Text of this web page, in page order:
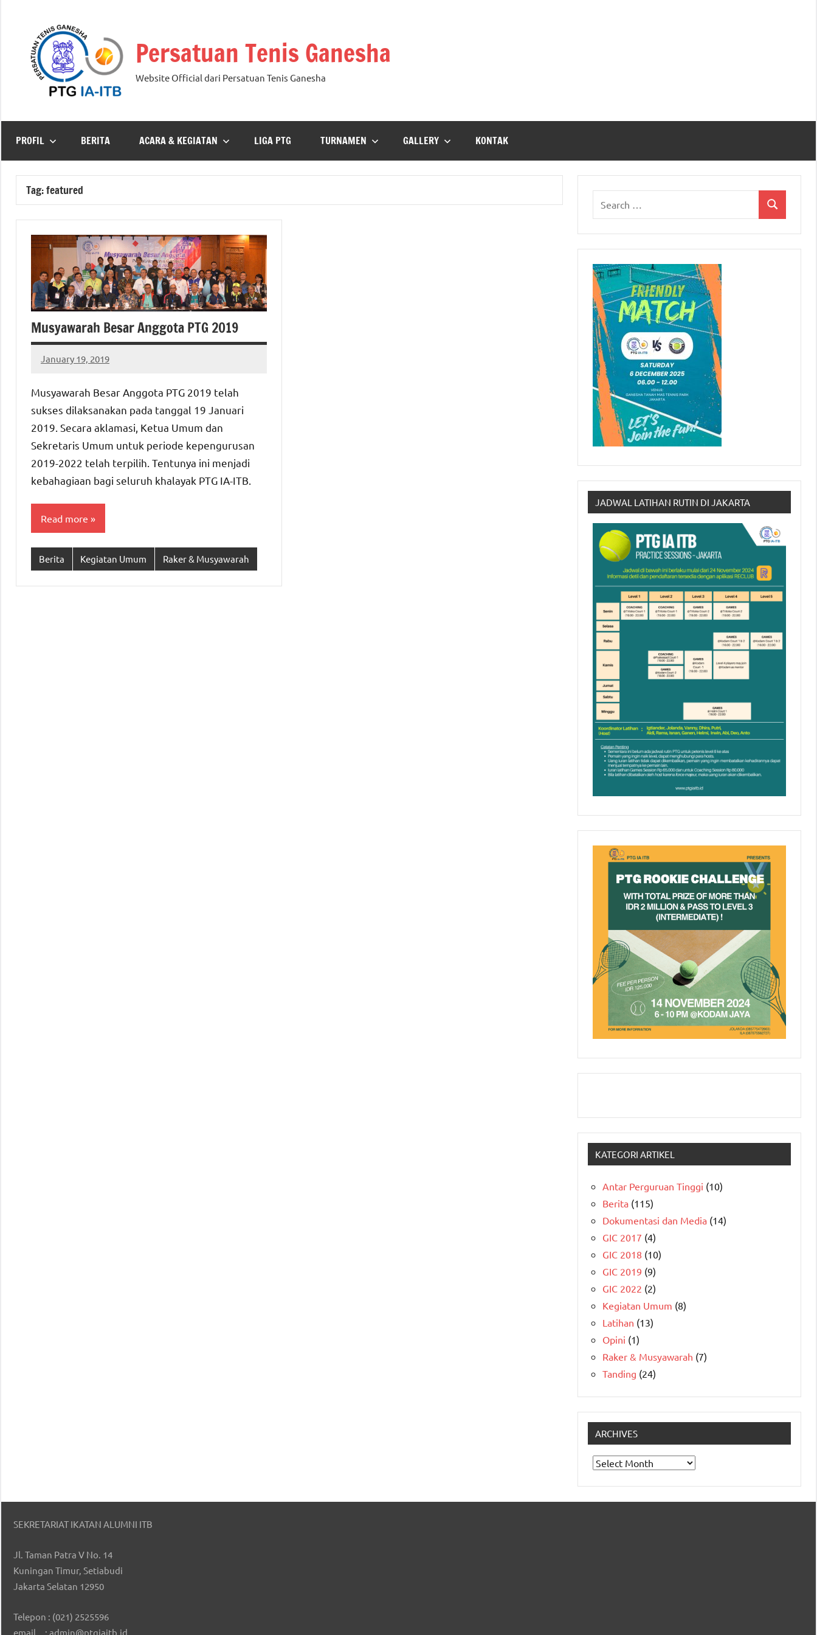
content
Persatuan Tenis Ganesha
Website Official dari Persatuan Tenis Ganesha
PROFIL BERITA ACARA & KEGIATAN LIGA PTG TURNAMEN GALLERY KONTAK
Tag:featured
Musyawarah Besar Anggota PTG 2019
January 19, 2019
ptgiait
Musyawarah Besar Anggota PTG 2019 telah
sukses dilaksanakan pada tanggal 19 Januari
2019. Secara aklamasi, Ketua Umum dan
Sekretaris Umum untuk periode kepengurusan
2019-2022 telah terpilih. Tentunya ini menjadi
kebahagiaan bagi seluruh khalayak PTG IA-ITB.
Read more
Berita Kegiatan Umum Raker & Musyawarah
Search
JADWAL LATIHAN RUTIN DI JAKARTA
KATEGORI ARTIKEL
Antar Perguruan Tinggi (10)
Berita (115)
Dokumentasi dan Media (14)
GIC 2017 (4)
GIC 2018 (10)
GIC 2019 (9)
GIC 2022 (2)
Kegiatan Umum (8)
Latihan (13)
Opini (1)
Raker & Musyawarah (7)
Tanding (24)
ARCHIVES
Archives
SEKRETARIAT IKATAN ALUMNI ITB
Jl. Taman Patra V No. 14
Kuningan Timur, Setiabudi
Jakarta Selatan 12950
Telepon : (021) 2525596
email : admin@ptgiaitb.id